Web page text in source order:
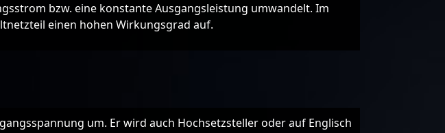
bzw. eine konstante Ausgangsleistung umwandelt. Im
einen hohen Wirkungsgrad auf.
um. Er wird auch Hochsetzsteller oder auf Englisch